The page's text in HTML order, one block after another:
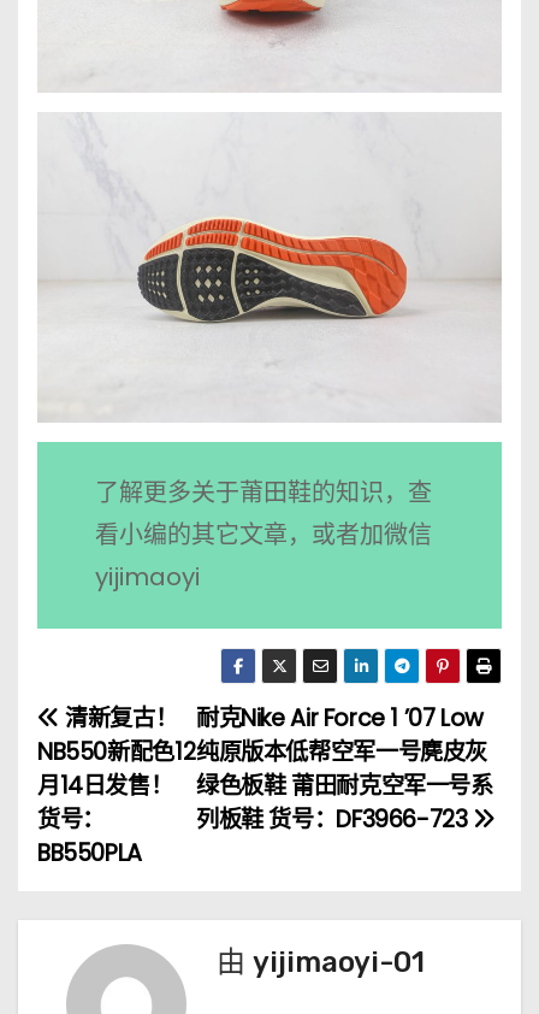
了解更多关于莆田鞋的知识，查
看小编的其它文章，或者加微信
yijimaoyi
文
章
导
耐克Nike Air Force 1 ’07 Low
纯原版本低帮空军一号麂皮灰
绿色板鞋 莆田耐克空军一号系
列板鞋 货号：DF3966-723
清新复古！
NB550新配色12
月14日发售！
货号：
BB550PLA
由 yijimaoyi-01